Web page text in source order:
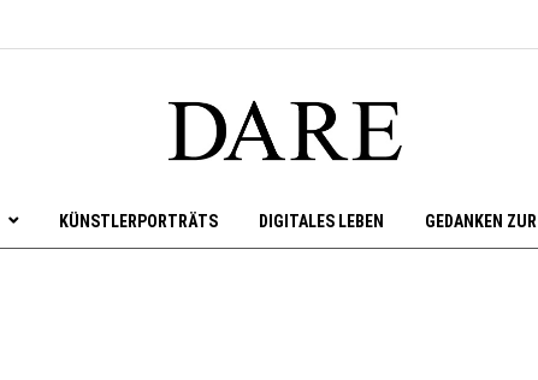
KÜNSTLERPORTRÄTS DIGITALES LEBEN GEDANKEN